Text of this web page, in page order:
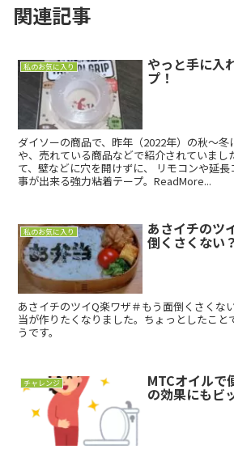
関連記事
私のお気に入り やっと手に入
プ！
ダイソーの商品で、昨年（2022年）の秋～
や、売れている商品などで紹介されていまし
て、壁などに穴を開けずに、 リモコンや延
事が出来る強力粘着テープ。ReadMore...
私のお気に入り あさイチのツ
倒くさくない
あさイチのツイQ楽ワザ＃もう面倒くさくな
当が作りたくなりました。ちょっとしたこと
うです。
チャレンジ MTCオイルで
の効果にもビ